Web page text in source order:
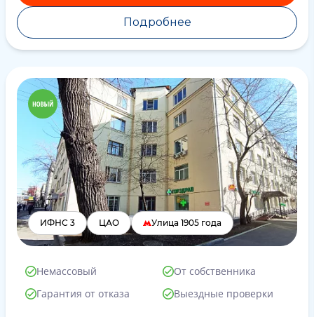
Подробнее
ИФНС 3 ЦАО Улица 1905 года
Немассовый
От собственника
Гарантия от отказа
Выездные проверки